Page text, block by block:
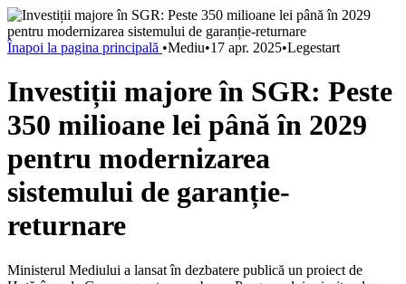
Înapoi la pagina principală •Mediu•17 apr. 2025•Legestart
Investiții majore în SGR: Peste
350 milioane lei până în 2029
pentru modernizarea
sistemului de garanție-
returnare
Ministerul Mediului a lansat în dezbatere publică un proiect de